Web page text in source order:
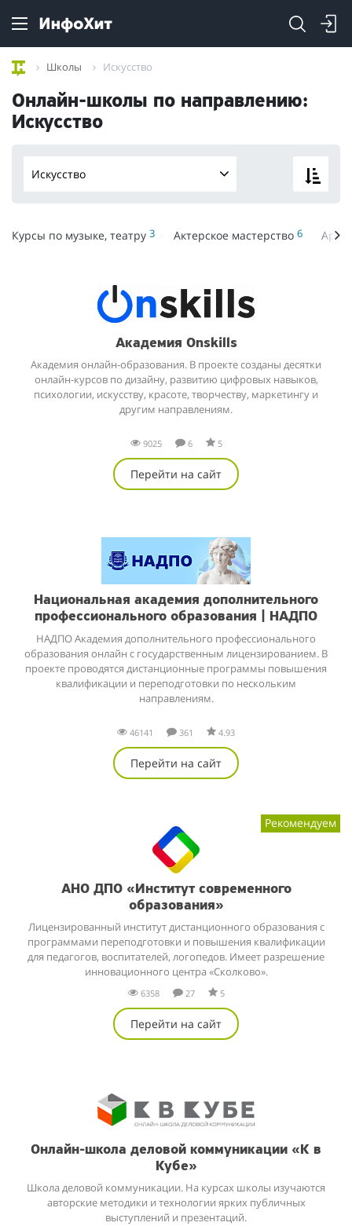
Школы Искусство
Онлайн-школы по направлению:
Искусство
Искусство
Курсы по музыке, театру 3 Актерское мастерство 6
Академия Onskills
Академия онлайн-образования. В проекте созданы десятки
онлайн-курсов по дизайну, развитию цифровых навыков,
психологии, искусству, красоте, творчеству, маркетингу и
другим направлениям.
9025 6 5
Перейти на сайт
Национальная академия дополнительного
профессионального образования | НАДПО
НАДПО Академия дополнительного профессионального
образования онлайн с государственным лицензированием. В
проекте проводятся дистанционные программы повышения
квалификации и переподготовки по нескольким
направлениям.
46141 361 4.93
Перейти на сайт
Рекомендуем
АНО ДПО «Институт современного
образования»
Лицензированный институт дистанционного образования с
программами переподготовки и повышения квалификации
для педагогов, воспитателей, логопедов. Имеет разрешение
инновационного центра «Сколково».
6358 27 5
Перейти на сайт
Онлайн-школа деловой коммуникации «К в
Кубе»
Школа деловой коммуникации. На курсах школы изучаются
авторские методики и технологии ярких публичных
выступлений и презентаций.